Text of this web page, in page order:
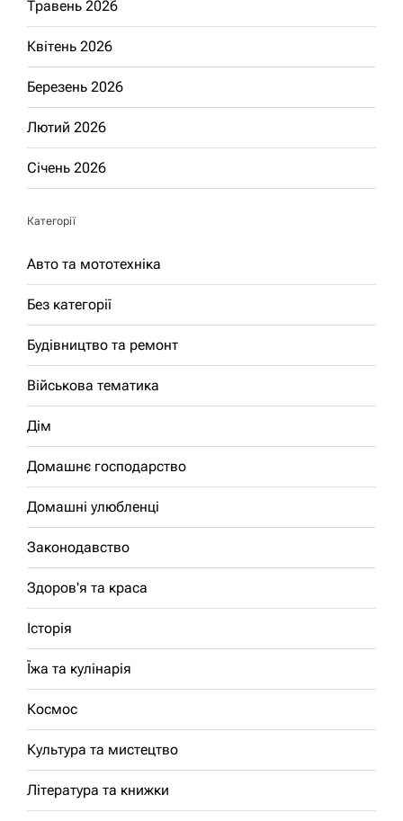
Травень 2026
Квітень 2026
Березень 2026
Лютий 2026
Січень 2026
Категорії
Авто та мототехніка
Без категорії
Будівництво та ремонт
Військова тематика
Дім
Домашнє господарство
Домашні улюбленці
Законодавство
Здоров'я та краса
Історія
Їжа та кулінарія
Космос
Культура та мистецтво
Література та книжки